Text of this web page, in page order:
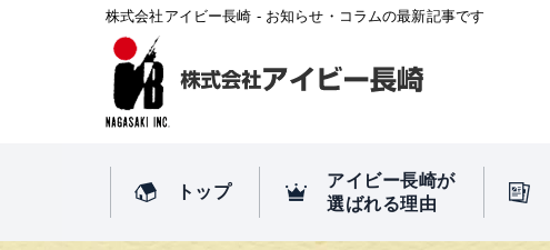
株式会社アイビー長崎 - お知らせ・コラムの最新記事です
トップ
アイビー長崎が
選ばれる理由